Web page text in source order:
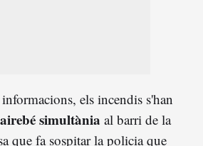
els incendis s'han
simultània al barri de la
que fa sospitar la policia que